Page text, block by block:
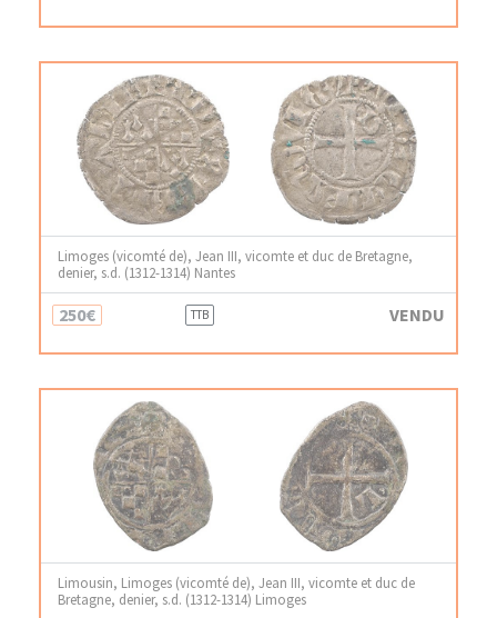
Limoges (vicomté de), Jean III, vicomte et duc de Bretagne,
denier, s.d. (1312-1314) Nantes
250€ TTB VENDU
Limousin, Limoges (vicomté de), Jean III, vicomte et duc de
Bretagne, denier, s.d. (1312-1314) Limoges